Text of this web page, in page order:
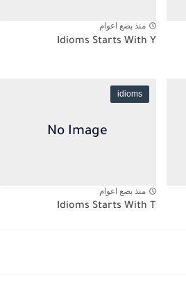
منذ بضع اعوام
Idioms Starts With Y
idioms
منذ بضع اعوام
Idioms Starts With T